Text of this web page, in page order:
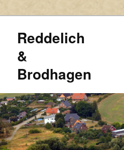
Reddelich
&
Brodhagen